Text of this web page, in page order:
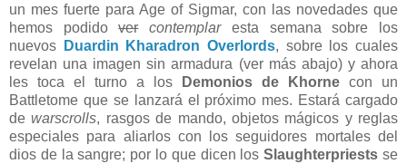
un mes fuerte para Age of Sigmar, con las novedades que
hemos podidover contemplaresta semana sobre los
nuevos
Duardin Kharadron Overlords, sobre los cuales
revelan una imagen sin armadura (ver más abajo) y ahora
les toca el turno a los
Demonios de Khorne con un
Battletome que se lanzará el próximo mes. Estará cargado
dewarscrolls, rasgos de mando, objetos mágicos y reglas
especiales para aliarlos con los seguidores mortales del
dios de la sangre; por lo que dicen losSlaughterpriests se